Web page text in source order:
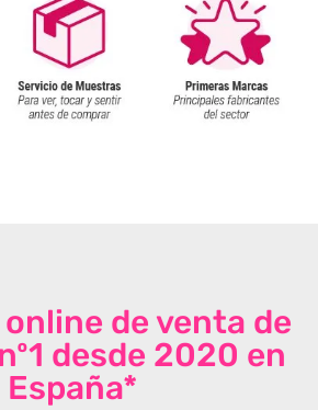
de venta de
desde 2020 en
España*